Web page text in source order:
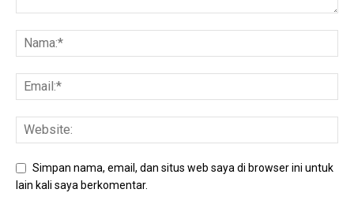
Simpan nama, email, dan situs web saya di browser ini untuk
lain kali saya berkomentar.